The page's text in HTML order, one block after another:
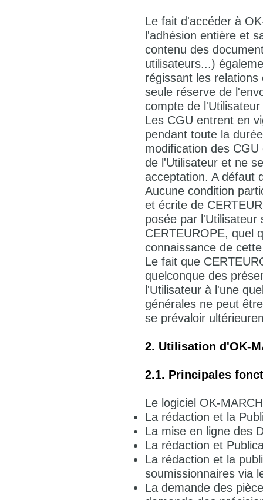
Le fait d'accéder à
l'adhésion entière et
contenu des
utilisateurs...)
régissant les
seule réserve de
compte de
Les CGU entrent en
pendant toute la
modification des
de l'Utilisateur et ne
acceptation. A défaut
Aucune condition
et écrite de
posée par
CERTEUROPE, quel
connaissance de
Le fait que
quelconque des
l'Utilisateur à l'une
générales ne peut
se prévaloir
2. Utilisation d'OK-
2.1. Principales
Le logiciel OK-
La rédaction et la
La mise en ligne des
La rédaction et
La rédaction et la
soumissionnaires via
La demande des